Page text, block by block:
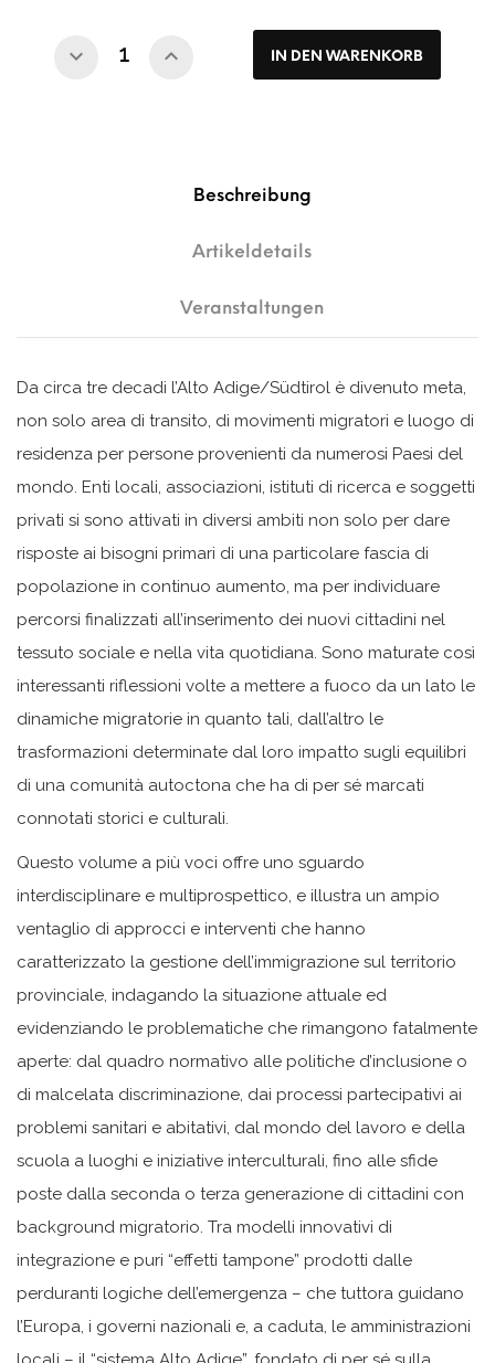
IN DEN WARENKORB
Beschreibung
Artikeldetails
Veranstaltungen
Da circa tre decadi l’Alto Adige/Südtirol è divenuto meta,
non solo area di transito, di movimenti migratori e luogo di
residenza per persone provenienti da numerosi Paesi del
mondo. Enti locali, associazioni, istituti di ricerca e soggetti
privati si sono attivati in diversi ambiti non solo per dare
risposte ai bisogni primari di una particolare fascia di
popolazione in continuo aumento, ma per individuare
percorsi finalizzati all’inserimento dei nuovi cittadini nel
tessuto sociale e nella vita quotidiana. Sono maturate così
interessanti riflessioni volte a mettere a fuoco da un lato le
dinamiche migratorie in quanto tali, dall’altro le
trasformazioni determinate dal loro impatto sugli equilibri
di una comunità autoctona che ha di per sé marcati
connotati storici e culturali.
Questo volume a più voci offre uno sguardo
interdisciplinare e multiprospettico, e illustra un ampio
ventaglio di approcci e interventi che hanno
caratterizzato la gestione dell’immigrazione sul territorio
provinciale, indagando la situazione attuale ed
evidenziando le problematiche che rimangono fatalmente
aperte: dal quadro normativo alle politiche d’inclusione o
di malcelata discriminazione, dai processi partecipativi ai
problemi sanitari e abitativi, dal mondo del lavoro e della
scuola a luoghi e iniziative interculturali, fino alle sfide
poste dalla seconda o terza generazione di cittadini con
background migratorio. Tra modelli innovativi di
integrazione e puri “effetti tampone” prodotti dalle
perduranti logiche dell’emergenza – che tuttora guidano
l’Europa, i governi nazionali e, a caduta, le amministrazioni